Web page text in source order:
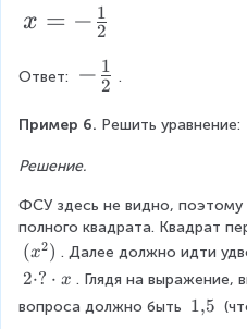
x
{
2
=
fr
a
c
{
3
}
{
g
-
r
a
c
{
g
^
{
2
=
^
{
2
}
-
i
^
{
2
}
1
(
-
0
\
L
ef
tr
ig
h
t
a
b
^
2
=
a
b
)
^
{
}
+
2
c
o
2
\
c
d
o
1
^
{
}
0
=
0
=
x
-
\f
r
a
c
{
1
}
x = − 2
1
Ответ:
-
f
r
a
c
{
1
}
− 2
1 .
Пример 6. Решить уравнение:
Решение.
ФСУ здесь не видно,
полного квадрата. Квадрат
(
x
{
(x2) . Далее должно идти
2
\
2⋅? ⋅ x . Глядя на выражение,
вопроса должно быть 1
1,5